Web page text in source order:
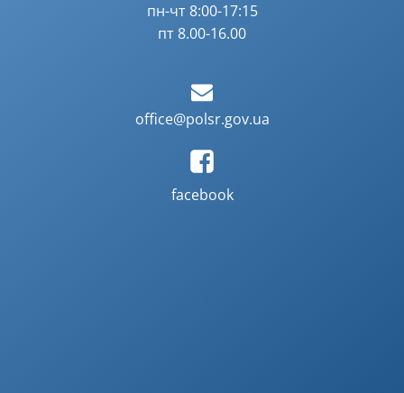
пн-чт 8:00-17:15
пт 8.00-16.00
office@polsr.gov.ua
facebook